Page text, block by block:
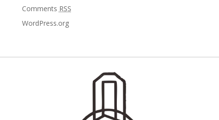
Comments RSS
WordPress.org